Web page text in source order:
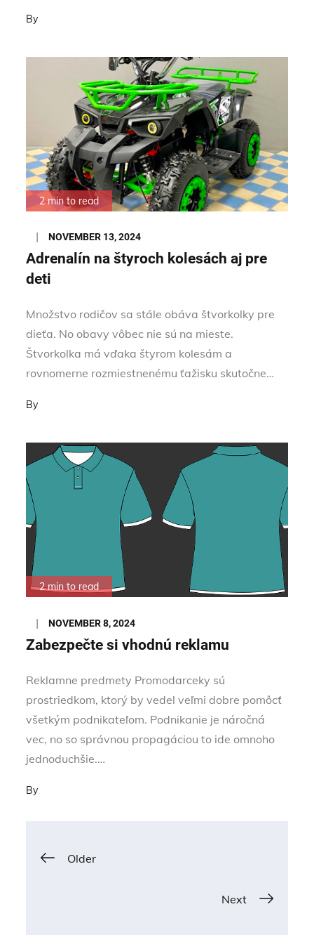
By
2 min to read
Posted
on
NOVEMBER 13, 2024
Adrenalín na štyroch kolesách aj pre
deti
Množstvo rodičov sa stále obáva štvorkolky pre
dieťa. No obavy vôbec nie sú na mieste.
Štvorkolka má vďaka štyrom kolesám a
rovnomerne rozmiestnenému ťažisku skutočne…
By
2 min to read
Posted
on
NOVEMBER 8, 2024
Zabezpečte si vhodnú reklamu
Reklamne predmety Promodarceky sú
prostriedkom, ktorý by vedel veľmi dobre pomôcť
všetkým podnikateľom. Podnikanie je náročná
vec, no so správnou propagáciou to ide omnoho
jednoduchšie.…
By
Posts
Older
Next